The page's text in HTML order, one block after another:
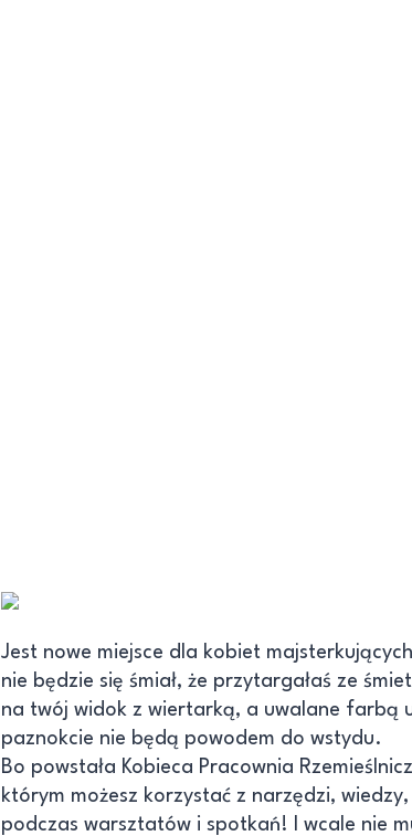
Jest nowe miejsce dla kobiet
nie będzie się śmiał, że przytargałaś ze
na twój widok z wiertarką, a uwalane farbą
paznokcie nie będą powodem do wstydu.
Bo powstała Kobieca Pracownia
którym możesz korzystać z narzędzi,
podczas warsztatów i spotkań! I wcale nie